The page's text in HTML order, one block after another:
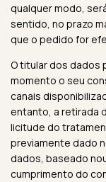
qualquer modo,
sentido, no prazo
que o pedido for
O titular dos dados
momento o seu
canais
entanto, a retirada
licitude do
previamente dado
dados, baseado
cumprimento do